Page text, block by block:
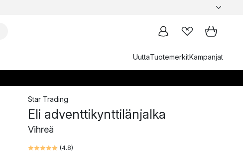
UuttaTuotemerkitKampanjat
Star Trading
Eli adventtikynttilänjalka
Vihreä
(4.8)